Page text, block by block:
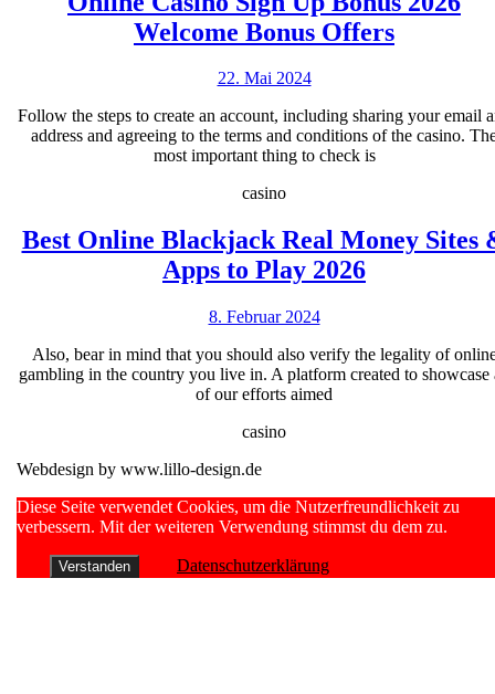
Welcome Bonus OffersOnline
Up
Bonus
Bonus
22. Mai 202422.
2024
Follow the steps to create an account, including sharing your email
address and agreeing to the terms and conditions of the casino.
most important thing to check is
casino
Best Online Blackjack Real Money Sites
Apps to Play 2026Best
Real
Money
to
Play
8. Februar 20248.
2024
Also, bear in mind that you should also verify the legality of
gambling in the country you live in. A platform created to showcase
of our efforts aimed
casino
Webdesign by www.lillo-design.de
Scroll
Up
Diese Seite verwendet Cookies, um die Nutzerfreundlichkeit zu
verbessern. Mit der weiteren Verwendung stimmst du dem zu.
Verstanden Datenschutzerklärung